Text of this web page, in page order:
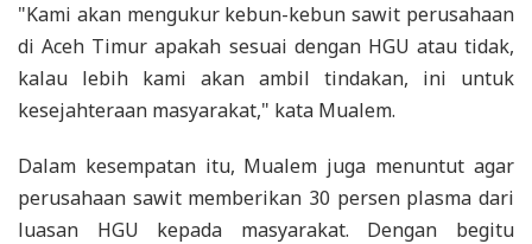
"Kami akan mengukur kebun-kebun sawit perusahaan
di Aceh Timur apakah sesuai dengan HGU atau tidak,
kalau lebih kami akan ambil tindakan, ini untuk
kesejahteraan masyarakat," kata Mualem.
Dalam kesempatan itu, Mualem juga menuntut agar
perusahaan sawit memberikan 30 persen plasma dari
luasan HGU kepada masyarakat. Dengan begitu